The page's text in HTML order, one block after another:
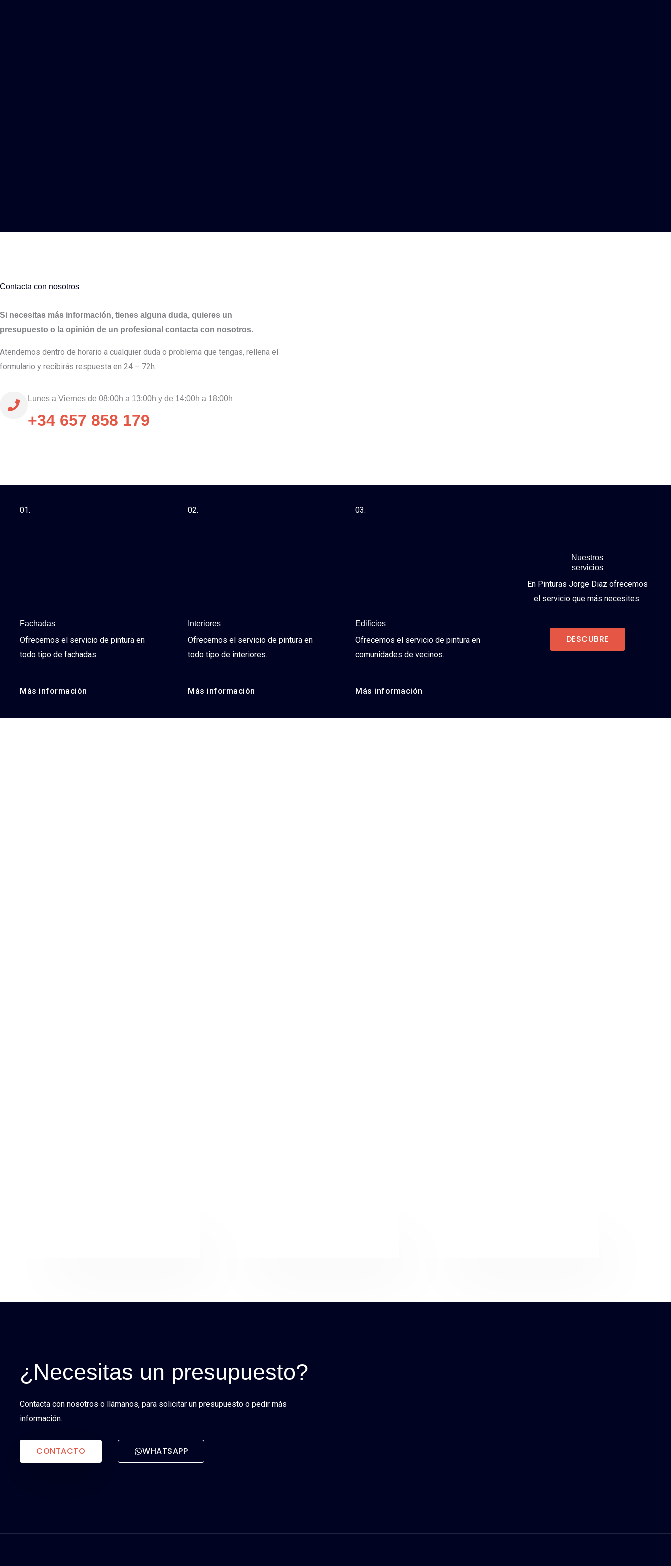
Contacta con nosotros
Si necesitas más información, tienes alguna duda, quieres un
presupuesto o la opinión de un profesional contacta con nosotros.
Atendemos dentro de horario a cualquier duda o problema que tengas, rellena el
formulario y recibirás respuesta en 24 – 72h.
Lunes a Viernes de 08:00h a 13:00h y de 14:00h a 18:00h
+34 657 858 179
01.
Fachadas
Ofrecemos el servicio de pintura en
todo tipo de fachadas.
Más información
02.
Interiores
Ofrecemos el servicio de pintura en
todo tipo de interiores.
Más información
03.
Edificios
Ofrecemos el servicio de pintura en
comunidades de vecinos.
Más información
Nuestros
servicios
En Pinturas Jorge Diaz ofrecemos
el servicio que más necesites.
DESCUBRE
¿Necesitas un presupuesto?
Contacta con nosotros o llámanos, para solicitar un presupuesto o pedir más
información.
CONTACTO WHATSAPP